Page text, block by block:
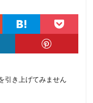
引き上げてみません